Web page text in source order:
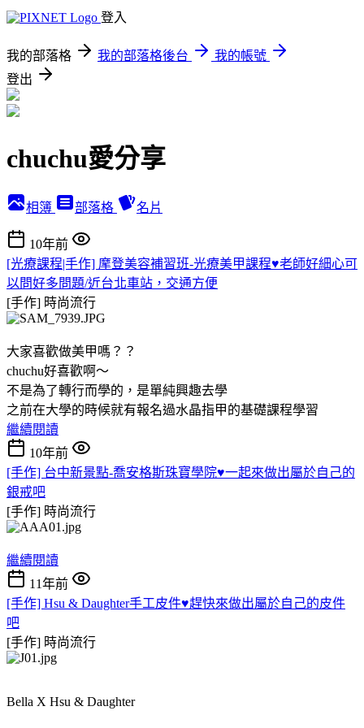
登入
我的部落格 我的部落格後台
我的帳號
登出
chuchu愛分享
相簿 部落格 名片
10年前
[光療課程|手作] 摩登美容補習班-光療美甲課程♥老師好細心可
以問好多問題/近台北車站，交通方便
[手作] 時尚流行
大家喜歡做美甲嗎？？
chuchu好喜歡啊～
不是為了轉行而學的，是單純興趣去學
之前在大學的時候就有報名過水晶指甲的基礎課程學習
繼續閱讀
10年前
[手作] 台中新景點-喬安格斯珠寶學院♥一起來做出屬於自己的
銀戒吧
[手作] 時尚流行
繼續閱讀
11年前
[手作] Hsu & Daughter手工皮件♥趕快來做出屬於自己的皮件
吧
[手作] 時尚流行
Bella X Hsu & Daughter